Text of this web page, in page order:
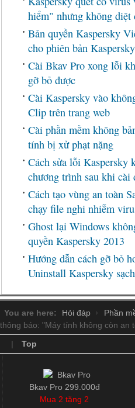
hiểm" nhưng không diệt
Bản quyền Kaspersky
cho phiên bản
Cài Bkav Pro xong lỗi
gỡ bỏ được
Cài Kaspersky vào
Clip trên trang web
Cài phần mềm không
tính bị xử phạt nặng
Cách sửa lỗi Kaspersky
chương trình sau khi cài
Cách tạo vùng an toàn
chạy file nghi nhiễm
Ghost lại Windows
quyền Kaspersky 2013
Hướng dẫn cách gỡ bỏ
Uninstall Kaspersky
You are here: Hỏi đáp Phần
thông báo: "Máy tính không còn an
|
Top
Bkav Pro 299.000đ
Mua 2 tặng 2